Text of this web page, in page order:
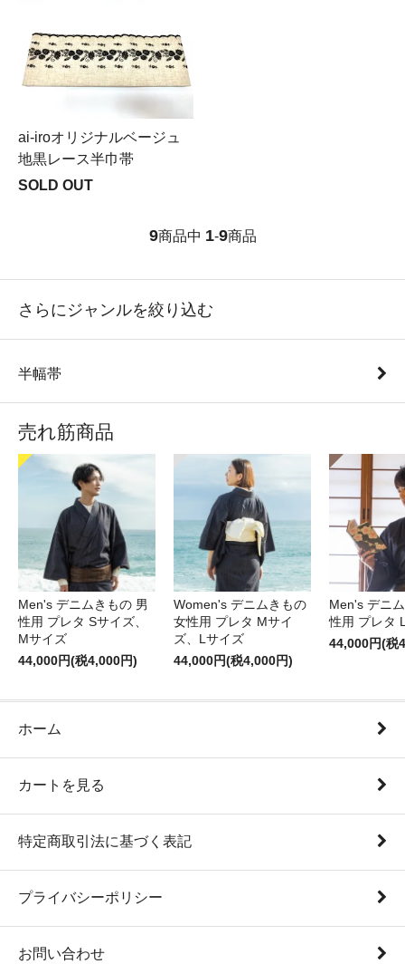
ai-iroオリジナルベージュ
地黒レース半巾帯
SOLD OUT
9商品中 1-9商品
さらにジャンルを絞り込む
半幅帯
売れ筋商品
Men's デニムきもの 男
性用 プレタ Sサイズ、
Mサイズ
44,000円(税4,000円)
Women's デニムきもの
女性用 プレタ Mサイ
ズ、Lサイズ
44,000円(税4,000円)
Men's デニ
性用 プレタ
44,000円(税
ホーム
カートを見る
特定商取引法に基づく表記
プライバシーポリシー
お問い合わせ